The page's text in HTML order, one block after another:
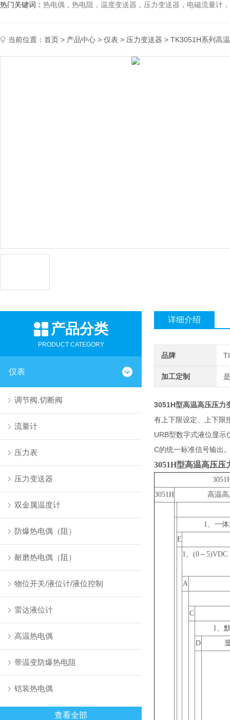
热门关键词： 热电偶，热电阻，温度变送器，压力变送器，电磁流量计，
当前位置： 首页 > 产品中心 > 仪表 > 压力变送器 > TK3051H系列高
产品分类
PRODUCT CATEGORY
仪表
调节阀.切断阀
流量计
压力表
压力变送器
双金属温度计
防爆热电偶（阻）
耐磨热电偶（阻）
物位开关/液位计/液位控制
雷达液位计
高温热电偶
带温变防爆热电阻
铠装热电偶
查看全部
详细介绍
品牌
加工定制
3051H型高温高压压力
有上下限设定、上下限
URB型数字式液位显示
C的统一标准信号输出
3051H型高温高压压
3051H
高温
1、一
E
1、(0～5)VDC
A
C
1、
D